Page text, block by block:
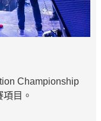
Championship
目。